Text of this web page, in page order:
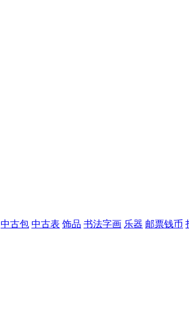
中古包 中古表 饰品 书法字画 乐器 邮票钱币